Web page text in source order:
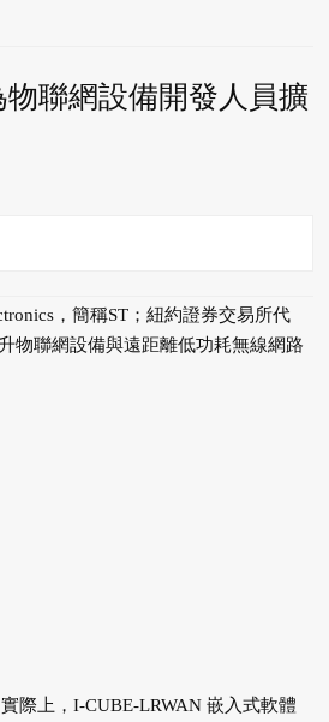
聯網設備開發人員擴
，簡稱ST；紐約證券交易所代
物聯網設備與遠距離低功耗無線網路
際上，I-CUBE-LRWAN 嵌入式軟體